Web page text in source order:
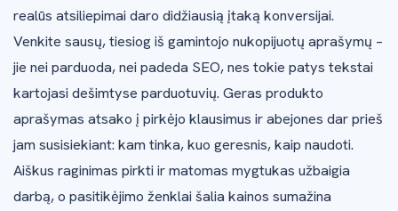
realūs atsiliepimai daro didžiausią įtaką konversijai.
Venkite sausų, tiesiog iš gamintojo nukopijuotų aprašymų –
jie nei parduoda, nei padeda SEO, nes tokie patys tekstai
kartojasi dešimtyse parduotuvių. Geras produkto
aprašymas atsako į pirkėjo klausimus ir abejones dar prieš
jam susisiekiant: kam tinka, kuo geresnis, kaip naudoti.
Aiškus raginimas pirkti ir matomas mygtukas užbaigia
darbą, o pasitikėjimo ženklai šalia kainos sumažina